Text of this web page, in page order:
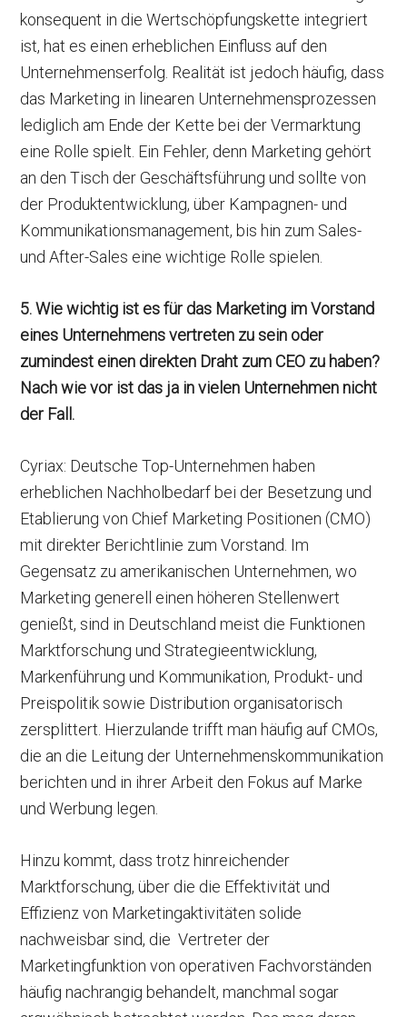
konsequent in die Wertschöpfungskette integriert
ist, hat es einen erheblichen Einfluss auf den
Unternehmenserfolg. Realität ist jedoch häufig, dass
das Marketing in linearen Unternehmensprozessen
lediglich am Ende der Kette bei der Vermarktung
eine Rolle spielt. Ein Fehler, denn Marketing gehört
an den Tisch der Geschäftsführung und sollte von
der Produktentwicklung, über Kampagnen- und
Kommunikationsmanagement, bis hin zum Sales-
und After-Sales eine wichtige Rolle spielen.
5.Wie wichtig ist es für das Marketing im Vorstand
eines Unternehmens vertreten zu sein oder
zumindest einen direkten Draht zum CEO zu haben?
Nach wie vor ist das ja in vielen Unternehmen nicht
der Fall.
Cyriax: Deutsche Top-Unternehmen haben
erheblichen Nachholbedarf bei der Besetzung und
Etablierung von Chief Marketing Positionen (CMO)
mit direkter Berichtlinie zum Vorstand. Im
Gegensatz zu amerikanischen Unternehmen, wo
Marketing generell einen höheren Stellenwert
genießt, sind in Deutschland meist die Funktionen
Marktforschung und Strategieentwicklung,
Markenführung und Kommunikation, Produkt- und
Preispolitik sowie Distribution organisatorisch
zersplittert. Hierzulande trifft man häufig auf CMOs,
die an die Leitung der Unternehmenskommunikation
berichten und in ihrer Arbeit den Fokus auf Marke
und Werbung legen.
Hinzu kommt, dass trotz hinreichender
Marktforschung, über die die Effektivität und
Effizienz von Marketingaktivitäten solide
nachweisbar sind, die Vertreter der
Marketingfunktion von operativen Fachvorständen
häufig nachrangig behandelt, manchmal sogar